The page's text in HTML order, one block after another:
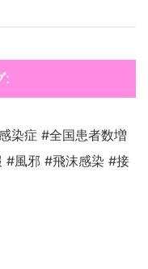
:
染症 #全国患者数増
#風邪 #飛沫感染 #接